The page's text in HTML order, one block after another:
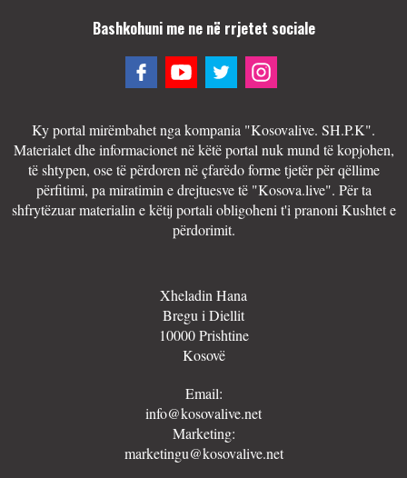
Bashkohuni me ne në rrjetet sociale
Ky portal mirëmbahet nga kompania "Kosovalive. SH.P.K".
Materialet dhe informacionet në këtë portal nuk mund të kopjohen,
të shtypen, ose të përdoren në çfarëdo forme tjetër për qëllime
përfitimi, pa miratimin e drejtuesve të "Kosova.live". Për ta
shfrytëzuar materialin e këtij portali obligoheni t'i pranoni Kushtet e
përdorimit.
Xheladin Hana
Bregu i Diellit
10000 Prishtine
Kosovë
Email:
info@kosovalive.net
Marketing:
marketingu@kosovalive.net